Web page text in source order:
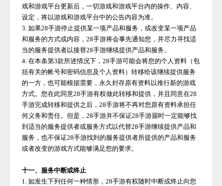
戏和游戏平台更新后，一切游戏和游戏平台内的操作、内容、
设定，将以游戏和游戏平台中的公告内容为准。
3. 如果28手游停止提供某一项产品和服务，或改变某一项产品
和服务的方式或内容，28手游将会事先通知您，并尽力寻找适
当的服务提供者以接替28手游继续提供产品和服务。
4. 在本条第3款所述情况下，28手游可能会将您的个人资料（包
括有关的帐号和密码信息及个人资料）转移给该继续提供服务
的一方，也可能根据需要，永久封存原有资料以推行新的游戏
方式。您在此同意28手游有权做此转移和提供，并且同意在28
手游完成转移和提供之后，28手游将不再对您原有资料承担任
何义务和责任。但是，28手游并不保证28手游届时一定能够找
到适当的服务提供者或服务方式以代替28手游继续提供产品和
服务，也不保证28手游找到的服务提供者所提供的产品和服务
或者改变的游戏方式能够满足您的要求。
十一、服务中断或终止
1. 如发生下列任何一种情形，28手游有权随时中断或终止向您